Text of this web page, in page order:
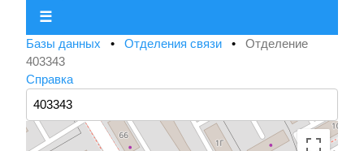
☰
Базы данных • Отделения связи • Отделение
403343
Справка